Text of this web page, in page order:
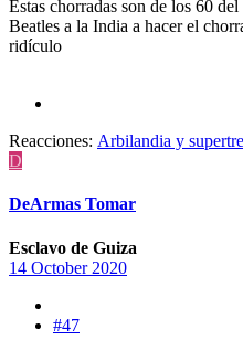
Estas chorradas son de los 60
Beatles a la India a hacer el
ridículo
Reacciones: Arbilandia y
D
DeArmas Tomar
Esclavo de Guiza
14 October 2020
#47